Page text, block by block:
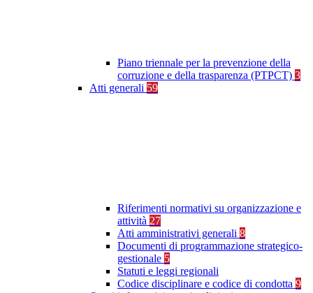
Piano triennale per la prevenzione della
corruzione e della trasparenza (PTPCT) 3
Atti generali 59
Riferimenti normativi su organizzazione e
attività 27
Atti amministrativi generali 8
Documenti di programmazione strategico-
gestionale 5
Statuti e leggi regionali
Codice disciplinare e codice di condotta 9